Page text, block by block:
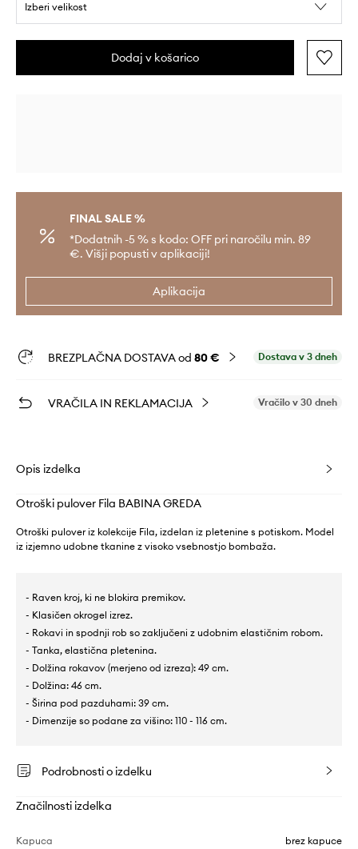
Izberi velikost
Dodaj v košarico
FINAL SALE %
*Dodatnih -5 % s kodo: OFF pri naročilu min. 89
€. Višji popusti v aplikaciji!
Aplikacija
BREZPLAČNA DOSTAVA od 80 € Dostava v 3 dneh
VRAČILA IN REKLAMACIJA Vračilo v 30 dneh
Opis izdelka
Otroški pulover Fila BABINA GREDA
Otroški pulover iz kolekcije Fila, izdelan iz pletenine s potiskom. Model
iz izjemno udobne tkanine z visoko vsebnostjo bombaža.
- Raven kroj, ki ne blokira premikov.
- Klasičen okrogel izrez.
- Rokavi in spodnji rob so zaključeni z udobnim elastičnim robom.
- Tanka, elastična pletenina.
- Dolžina rokavov (merjeno od izreza): 49 cm.
- Dolžina: 46 cm.
- Širina pod pazduhami: 39 cm.
- Dimenzije so podane za višino: 110 - 116 cm.
Podrobnosti o izdelku
Značilnosti izdelka
Kapuca brez kapuce